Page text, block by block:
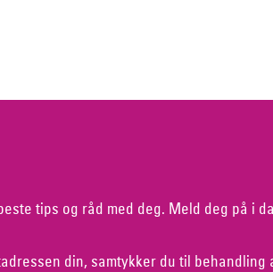
tips og råd med deg. Meld deg på i
din, samtykker du til behandling